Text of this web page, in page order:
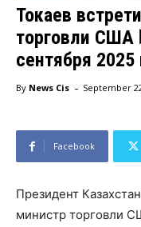
Токаев
торговли США
сентября 2025
By News Cis - September
Facebook
Президент
министр торговли